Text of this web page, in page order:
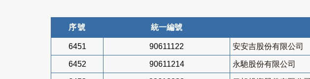
序號 統一編號
6451 90611122 安安吉股份有限公司
6452 90611214 永馳股份有限公司